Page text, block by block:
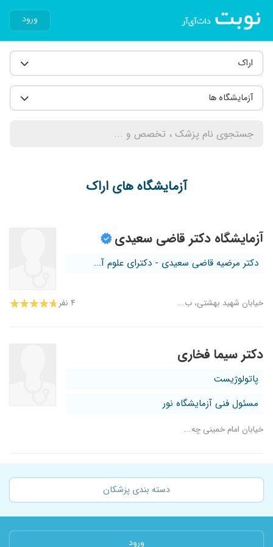
ورود
اراک
آزمایشگاه ها
آزمایشگاه های اراک
آزمایشگاه دکتر قاضی سعیدی
دکتر مرضیه قاضی سعیدی - دکترای علوم آ...
خیابان شهید بهشتی، ب... ۴ نفر
دکتر سیما فخاری
پاتولوژیست
مسئول فنی آزمایشگاه نور
خیابان امام خمینی چه...
دسته بندی پزشکان
ورود